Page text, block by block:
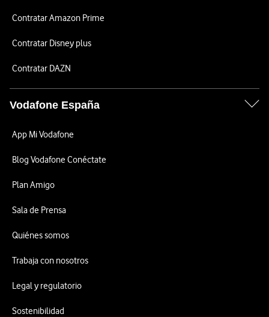
Contratar Amazon Prime
Contratar Disney plus
Contratar DAZN
Vodafone España
App Mi Vodafone
Blog Vodafone Conéctate
Plan Amigo
Sala de Prensa
Quiénes somos
Trabaja con nosotros
Legal y regulatorio
Sostenibilidad